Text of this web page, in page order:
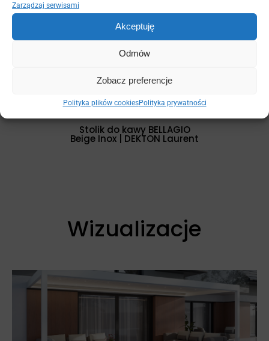
Zarządzaj serwisami
Akceptuję
Odmów
Zobacz preferencje
Polityka plików cookiesPolityka prywatności
Stolik do kawy BELLAGIO
Beige Inox | DEKTON Laurent
Wizualizacje